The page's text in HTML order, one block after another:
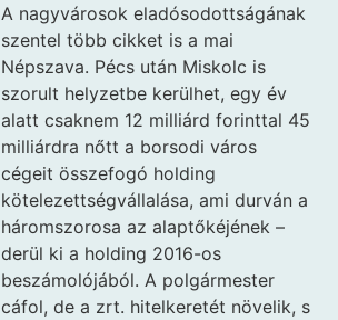
A nagyvárosok eladósodottságának
szentel több cikket is a mai
Népszava. Pécs után Miskolc is
szorult helyzetbe kerülhet, egy év
alatt csaknem 12 milliárd forinttal 45
milliárdra nőtt a borsodi város
cégeit összefogó holding
kötelezettségvállalása, ami durván a
háromszorosa az alaptőkéjének –
derül ki a holding 2016-os
beszámolójából. A polgármester
cáfol, de a zrt. hitelkeretét növelik, s